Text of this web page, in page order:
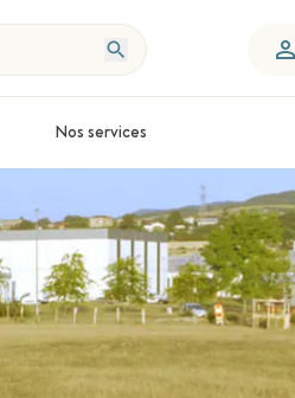
Nos services